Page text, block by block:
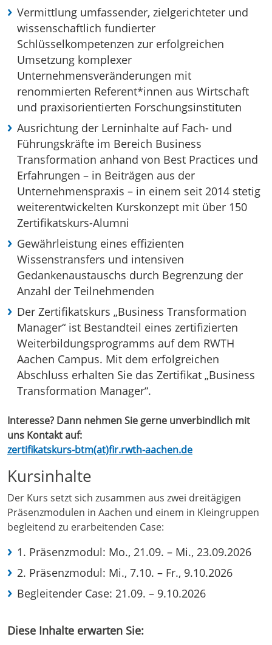
Vermittlung umfassender, zielgerichteter und
wissenschaftlich fundierter
Schlüsselkompetenzen zur erfolgreichen
Umsetzung komplexer
Unternehmensveränderungen mit
renommierten Referent*innen aus Wirtschaft
und praxisorientierten Forschungsinstituten
Ausrichtung der Lerninhalte auf Fach- und
Führungskräfte im Bereich Business
Transformation anhand von Best Practices und
Erfahrungen – in Beiträgen aus der
Unternehmenspraxis – in einem seit 2014 stetig
weiterentwickelten Kurskonzept mit über 150
Zertifikatskurs-Alumni
Gewährleistung eines effizienten
Wissenstransfers und intensiven
Gedankenaustauschs durch Begrenzung der
Anzahl der Teilnehmenden
Der Zertifikatskurs „Business Transformation
Manager“ ist Bestandteil eines zertifizierten
Weiterbildungsprogramms auf dem RWTH
Aachen Campus. Mit dem erfolgreichen
Abschluss erhalten Sie das Zertifikat „Business
Transformation Manager“.
Interesse? Dann nehmen Sie gerne unverbindlich mit
uns Kontakt auf:
zertifikatskurs-btm(at)fir.rwth-aachen.de
Kursinhalte
Der Kurs setzt sich zusammen aus zwei dreitägigen
Präsenzmodulen in Aachen und einem in Kleingruppen
begleitend zu erarbeitenden Case:
1. Präsenzmodul: Mo., 21.09. – Mi., 23.09.2026
2. Präsenzmodul: Mi., 7.10. – Fr., 9.10.2026
Begleitender Case: 21.09. – 9.10.2026
Diese Inhalte erwarten Sie: